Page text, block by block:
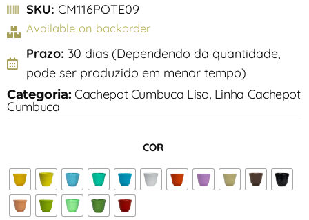
SKU: CM116POTE09
Available on backorder
Prazo: 30 dias (Dependendo da quantidade,
pode ser produzido em menor tempo)
Categoria:Cachepot Cumbuca Liso, Linha Cachepot
Cumbuca
COR